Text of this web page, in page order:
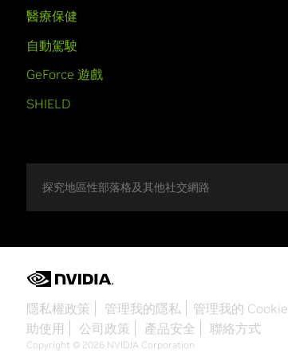
醫療保健
自動駕駛
GeForce 遊戲
SHIELD
探究地區性部落格及其他社交網路
隱私權政策 管理我的隱私 管理我的 Cookie
助使用
公司政策 產品安全 聯絡方式
Copyright © 2026 NVIDIA Corporation